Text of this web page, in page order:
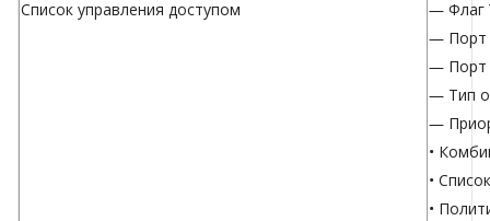
Список управления доступом
— Флаг
— Порт
— Порт
— Тип
—
•
•
•